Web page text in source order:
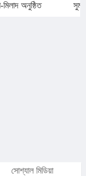
অনুষ্ঠিত সুমন
সোশ্যাল মিডিয়া